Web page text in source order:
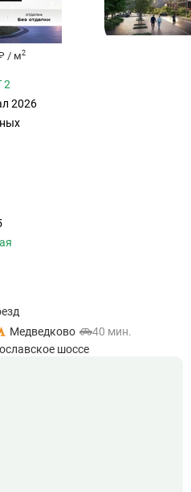
/ м2
2
2026
Медведково
40 мин.
шоссе